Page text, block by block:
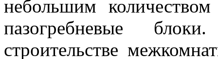
небольшим
пазогребневые
строительстве